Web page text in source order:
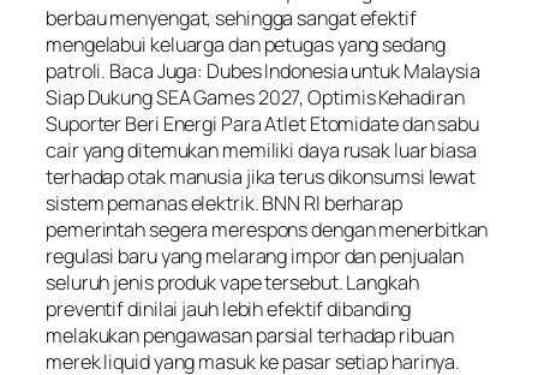
berbau menyengat, sehingga sangat efektif
mengelabui keluarga dan petugas yang sedang
patroli. Baca Juga: Dubes Indonesia untuk Malaysia
Siap Dukung SEA Games 2027, Optimis Kehadiran
Suporter Beri Energi Para Atlet Etomidate dan sabu
cair yang ditemukan memiliki daya rusak luar biasa
terhadap otak manusia jika terus dikonsumsi lewat
sistem pemanas elektrik. BNN RI berharap
pemerintah segera merespons dengan menerbitkan
regulasi baru yang melarang impor dan penjualan
seluruh jenis produk vape tersebut. Langkah
preventif dinilai jauh lebih efektif dibanding
melakukan pengawasan parsial terhadap ribuan
merek liquid yang masuk ke pasar setiap harinya.